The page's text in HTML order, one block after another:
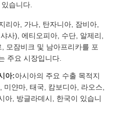
습니다.
리아, 가나, 탄자니아, 잠비아,
사), 에티오피아, 수단, 알제리,
모잠비크 및 남아프리카를 포
주요 시장입니다.
아:아시아의 주요 수출 목적지
미얀마, 태국, 캄보디아, 라오스,
아, 방글라데시, 한국이 있습니